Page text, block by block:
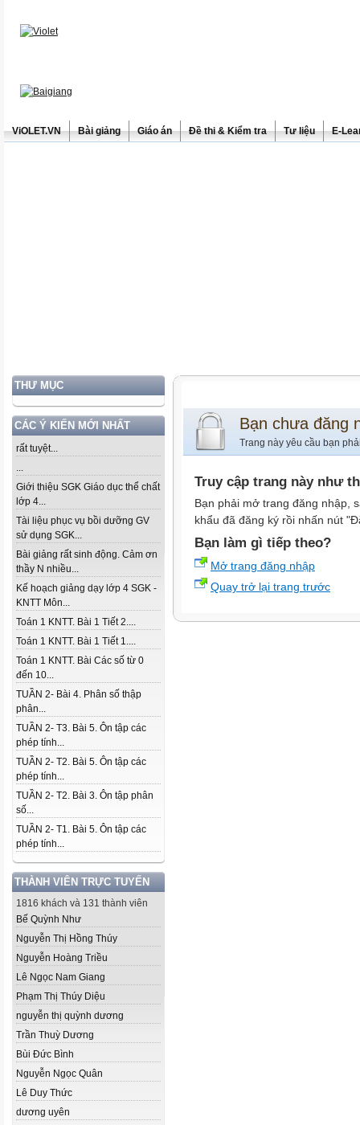
ViOLET.VN Bài giảng Giáo án Đề thi & Kiểm tra Tư liệu E-
THƯ MỤC
CÁC Ý KIẾN MỚI NHẤT
rất tuyệt...
...
Giới thiệu SGK Giáo dục thể chất
lớp 4...
Tài liệu phục vụ bồi dưỡng GV
sử dụng SGK...
Bài giảng rất sinh động. Cảm ơn
thầy N nhiều...
Kế hoạch giảng dạy lớp 4 SGK -
KNTT Môn...
Toán 1 KNTT. Bài 1 Tiết 2....
Toán 1 KNTT. Bài 1 Tiết 1....
Toán 1 KNTT. Bài Các số từ 0
đến 10...
TUẦN 2- Bài 4. Phân số thập
phân...
TUẦN 2- T3. Bài 5. Ôn tập các
phép tính...
TUẦN 2- T2. Bài 5. Ôn tập các
phép tính...
TUẦN 2- T2. Bài 3. Ôn tập phân
số...
TUẦN 2- T1. Bài 5. Ôn tập các
phép tính...
THÀNH VIÊN TRỰC TUYẾN
1816 khách và 131 thành viên
Bế Quỳnh Như
Nguyễn Thị Hồng Thúy
Nguyễn Hoàng Triều
Lê Ngọc Nam Giang
Phạm Thị Thúy Diệu
nguyễn thị quỳnh dương
Trần Thuỳ Dương
Bùi Đức Bình
Nguyễn Ngọc Quân
Lê Duy Thức
dương uyên
Bạn chưa đăng
Trang này yêu cầu bạn
Truy cập trang này như
Bạn phải mở trang đăng nhập,
khẩu đã đăng ký rồi nhấn nút
Bạn làm gì tiếp theo?
Mở trang đăng nhập
Quay trở lại trang trước